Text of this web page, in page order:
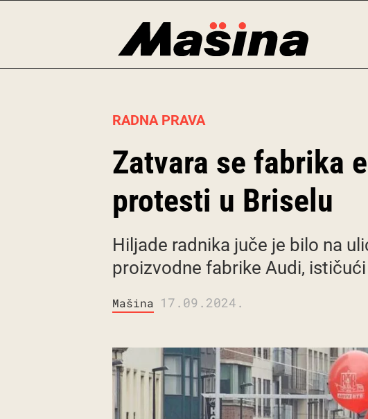
RADNA PRAVA
Zatvara se fabrika
protesti u Briselu
Hiljade radnika juče je bilo na
proizvodne fabrike Audi,
Mašina 17.09.2024.